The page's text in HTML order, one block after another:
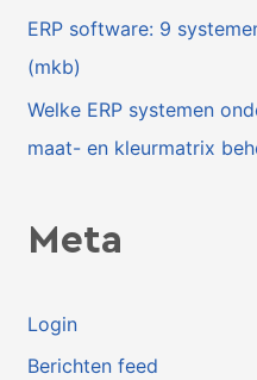
ERP software: 9
(mkb)
Welke ERP systemen
maat- en kleurmatrix
Meta
Login
Berichten feed